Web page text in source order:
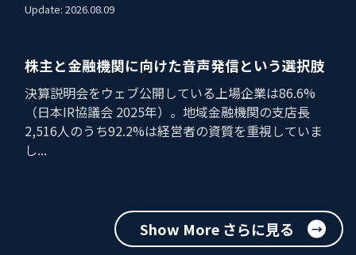
Update: 2026.08.09
株主と金融機関に向けた音声発信という選択肢
決算説明会をウェブ公開している上場企業は86.6%
（日本IR協議会 2025年）。地域金融機関の支店長
2,516人のうち92.2%は経営者の資質を重視していま
し...
Show More さらに見る